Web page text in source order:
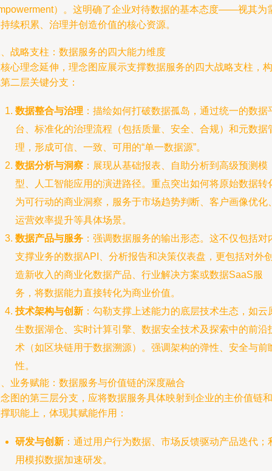
）。这明确了企业对待数据的基本态度——视其为
续积累、治理并创造价值的核心资源。
战略支柱：数据服务的四大能力维度
心理念延伸，理念图应展示支撑数据服务的四大战略支柱，构
二层关键分支：
数据整合与治理 ：描绘如何打破数据孤岛，通过统一的数据
台、标准化的治理流程（包括质量、安全、合规）和元数据
理，形成可信、一致、可用的“单一数据源”。
数据分析与洞察 ：展现从基础报表、自助分析到高级预测模
型、人工智能应用的演进路径。重点突出如何将原始数据转
为可行动的商业洞察，服务于市场趋势判断、客户画像优化
运营效率提升等具体场景。
数据产品与服务 ：强调数据服务的输出形态。这不仅包括对
支撑业务的数据API、分析报告和决策仪表盘，更包括对外
造新收入的商业化数据产品、行业解决方案或数据SaaS服
务，将数据能力直接转化为商业价值。
技术架构与创新 ：勾勒支撑上述能力的底层技术生态，如云
生数据湖仓、实时计算引擎、数据安全技术及探索中的前沿
术（如区块链用于数据溯源）。强调架构的弹性、安全与前
性。
业务赋能：数据服务与价值链的深度融合
图的第三层分支，应将数据服务具体映射到企业的主价值链和
职能上，体现其赋能作用：
研发与创新 ：通过用户行为数据、市场反馈驱动产品迭代；
用模拟数据加速研发。